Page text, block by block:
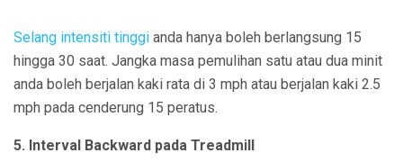
Selang intensiti tinggi anda hanya boleh berlangsung 15
hingga 30 saat. Jangka masa pemulihan satu atau dua minit
anda boleh berjalan kaki rata di 3 mph atau berjalan kaki 2.5
mph pada cenderung 15 peratus.
5. Interval Backward pada Treadmill